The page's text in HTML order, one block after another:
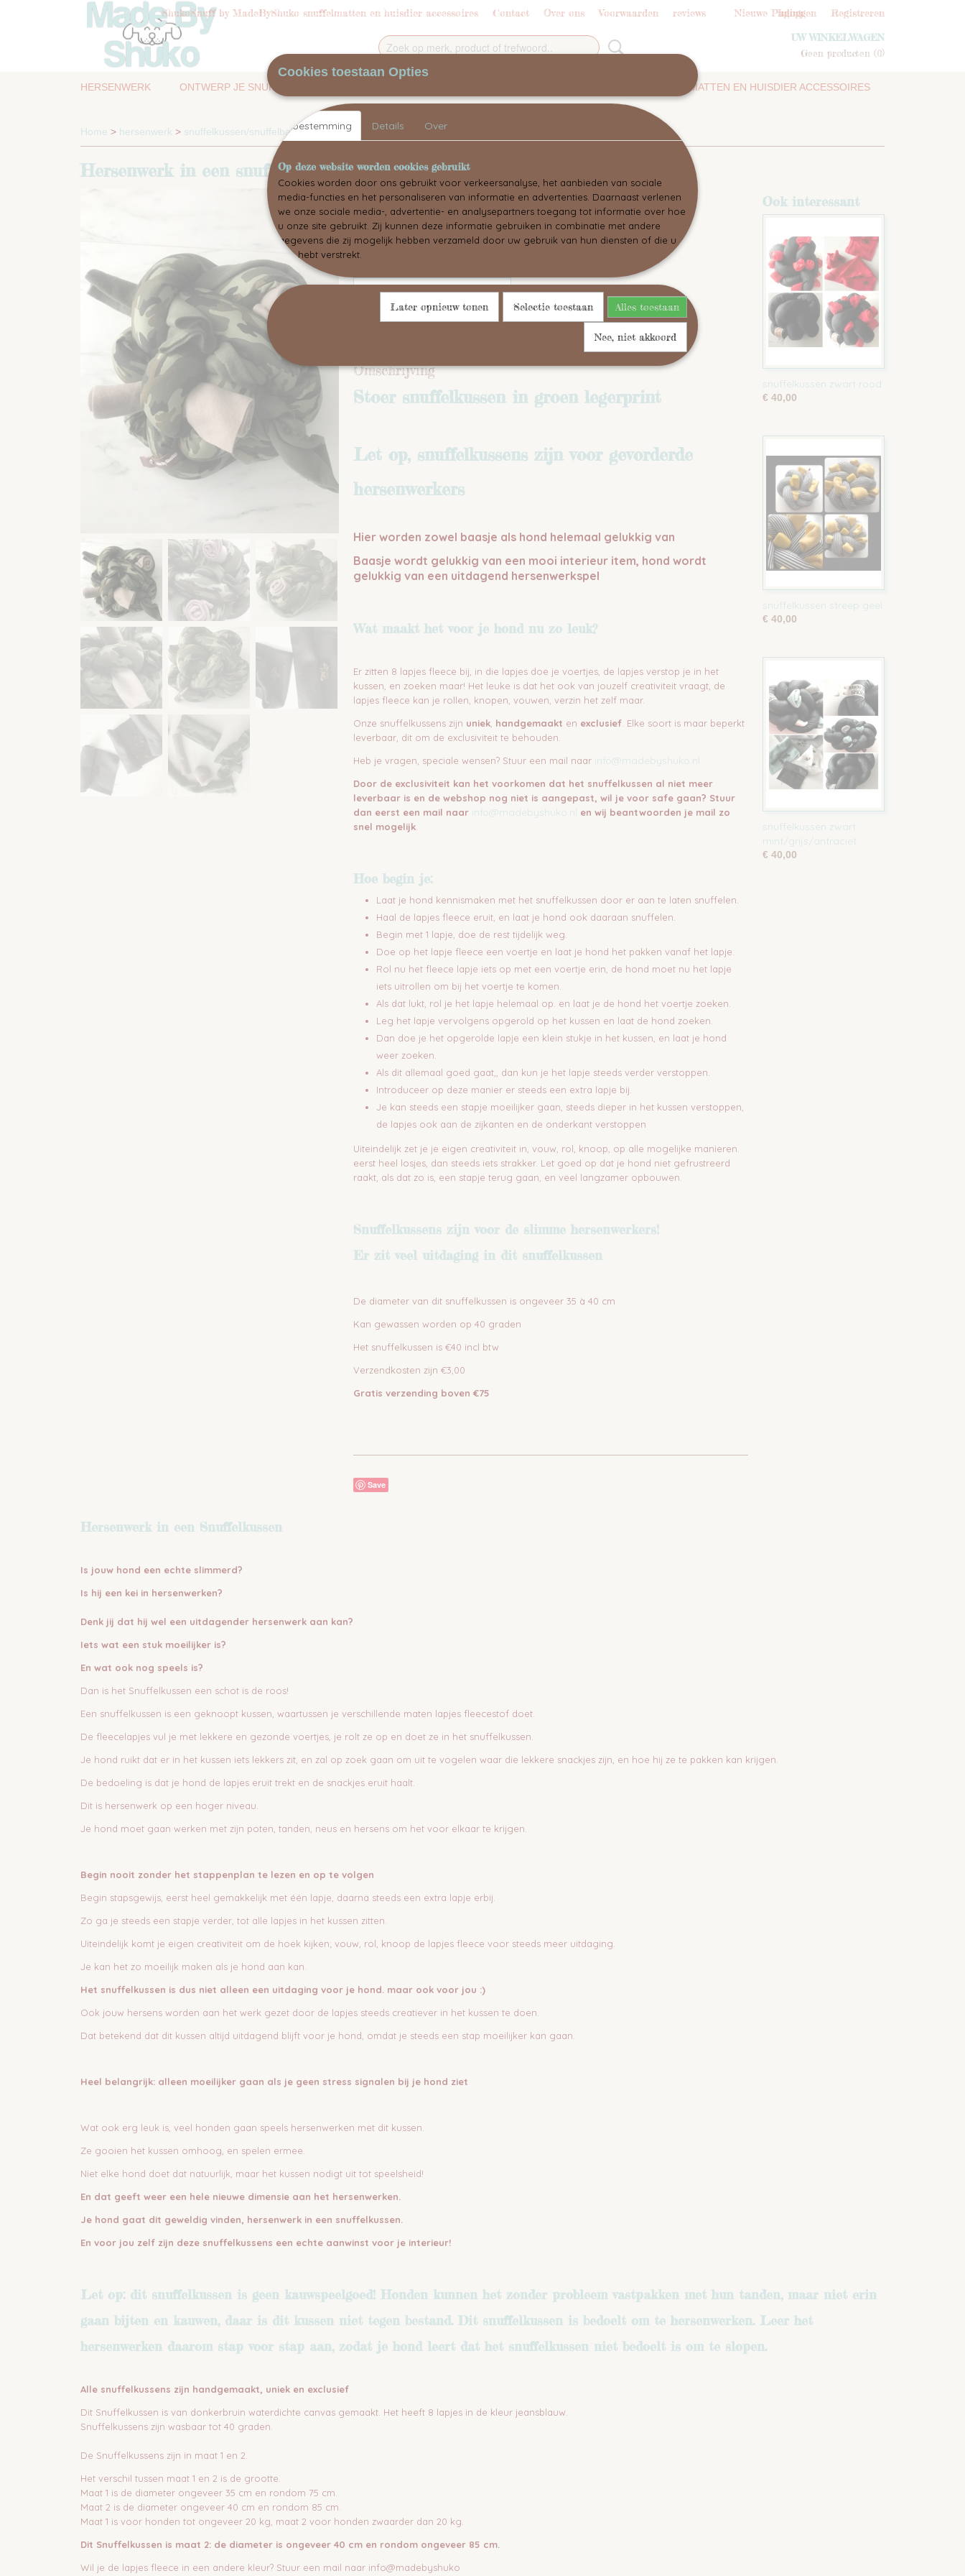
ShukoSnuff by MadeByShuko snuffelmatten en huisdier accessoires Contact Over ons Voorwaarden reviews Nieuwe Pagina
Inloggen Registreren
UW WINKELWAGEN
Geen producten (0)
SHUKOSNUFF BY MADEBYSHUKO SNUFFELMATTEN EN HUISDIER ACCESSOIRES
HERSENWERK ONTWERP JE SNUFFELMAT
Home > hersenwerk > snuffelkussen/snuffelbal>snuffelkussen legerprint groen
Hersenwerk in een snuffelkussen
snuffelkussen legerprint groen
€ 40,00 (inclusief btw 21%)
Omschrijving
Stoer snuffelkussen in groen legerprint
Let op, snuffelkussens zijn voor gevorderde
hersenwerkers
Hier worden zowel baasje als hond helemaal gelukkig van
Baasje wordt gelukkig van een mooi interieur item, hond wordt
gelukkig van een uitdagend hersenwerkspel
Wat maakt het voor je hond nu zo leuk?
Er zitten 8 lapjes fleece bij, in die lapjes doe je voertjes, de lapjes verstop je in het
kussen, en zoeken maar! Het leuke is dat het ook van jouzelf creativiteit vraagt, de
lapjes fleece kan je rollen, knopen, vouwen, verzin het zelf maar.
Onze snuffelkussens zijn uniek handgemaakt en exclusief . Elke soort is maar beperkt
leverbaar, dit om de exclusiviteit te behouden.
Heb je vragen, speciale wensen? Stuur een mail naar info@madebyshuko.nl
Door de exclusiviteit kan het voorkomen dat het snuffelkussen al niet meer
leverbaar is en de webshop nog niet is aangepast, wil je voor safe gaan? Stuur
dan eerst een mail naar info@madebyshuko.nl en wij beantwoorden je mail zo
snel mogelijk
Hoe begin je:
Laat je hond kennismaken met het snuffelkussen door er aan te laten snuffelen.
Haal de lapjes fleece eruit, en laat je hond ook daaraan snuffelen.
Begin met 1 lapje, doe de rest tijdelijk weg.
Doe op het lapje fleece een voertje en laat je hond het pakken vanaf het lapje.
Rol nu het fleece lapje iets op met een voertje erin, de hond moet nu het lapje
iets uitrollen om bij het voertje te komen.
Als dat lukt, rol je het lapje helemaal op. en laat je de hond het voertje zoeken.
Leg het lapje vervolgens opgerold op het kussen en laat de hond zoeken.
Dan doe je het opgerolde lapje een klein stukje in het kussen, en laat je hond
weer zoeken.
Als dit allemaal goed gaat,, dan kun je het lapje steeds verder verstoppen.
Introduceer op deze manier er steeds een extra lapje bij.
Je kan steeds een stapje moeilijker gaan, steeds dieper in het kussen verstoppen,
de lapjes ook aan de zijkanten en de onderkant verstoppen
Uiteindelijk zet je je eigen creativiteit in, vouw, rol, knoop, op alle mogelijke manieren.
eerst heel losjes, dan steeds iets strakker. Let goed op dat je hond niet gefrustreerd
raakt, als dat zo is, een stapje terug gaan, en veel langzamer opbouwen.
Snuffelkussens zijn voor de slimme hersenwerkers!
Er zit veel uitdaging in dit snuffelkussen
De diameter van dit snuffelkussen is ongeveer 35 à 40 cm
Kan gewassen worden op 40 graden
Het snuffelkussen is €40 incl btw
Verzendkosten zijn €3,00
Gratis verzending boven €75
Save
Ook interessant
snuffelkussen zwart rood
€ 40,00
snuffelkussen streep geel
€ 40,00
snuffelkussen zwart
mint/grijs/antraciet
€ 40,00
Hersenwerk in een Snuffelkussen
Is jouw hond een echte slimmerd?
Is hij een kei in hersenwerken?
Denk jij dat hij wel een uitdagender hersenwerk aan kan?
Iets wat een stuk moeilijker is?
En wat ook nog speels is?
Dan is het Snuffelkussen een schot is de roos!
Een snuffelkussen is een geknoopt kussen, waartussen je verschillende maten lapjes fleecestof doet.
De fleecelapjes vul je met lekkere en gezonde voertjes, je rolt ze op en doet ze in het snuffelkussen.
Je hond ruikt dat er in het kussen iets lekkers zit, en zal op zoek gaan om uit te vogelen waar die lekkere snackjes zijn, en hoe hij ze te pakken kan krijgen.
De bedoeling is dat je hond de lapjes eruit trekt en de snackjes eruit haalt.
Dit is hersenwerk op een hoger niveau.
Je hond moet gaan werken met zijn poten, tanden, neus en hersens om het voor elkaar te krijgen.
Begin nooit zonder het stappenplan te lezen en op te volgen
Begin stapsgewijs, eerst heel gemakkelijk met één lapje, daarna steeds een extra lapje erbij.
Zo ga je steeds een stapje verder, tot alle lapjes in het kussen zitten.
Uiteindelijk komt je eigen creativiteit om de hoek kijken; vouw, rol, knoop de lapjes fleece voor steeds meer uitdaging.
Je kan het zo moeilijk maken als je hond aan kan.
Het snuffelkussen is dus niet alleen een uitdaging voor je hond. maar ook voor jou :)
Ook jouw hersens worden aan het werk gezet door de lapjes steeds creatiever in het kussen te doen.
Dat betekend dat dit kussen altijd uitdagend blijft voor je hond, omdat je steeds een stap moeilijker kan gaan.
Heel belangrijk: alleen moeilijker gaan als je geen stress signalen bij je hond ziet
Wat ook erg leuk is, veel honden gaan speels hersenwerken met dit kussen.
Ze gooien het kussen omhoog, en spelen ermee.
Niet elke hond doet dat natuurlijk, maar het kussen nodigt uit tot speelsheid!
En dat geeft weer een hele nieuwe dimensie aan het hersenwerken.
Je hond gaat dit geweldig vinden, hersenwerk in een snuffelkussen.
En voor jou zelf zijn deze snuffelkussens een echte aanwinst voor je interieur!
Let op: dit snuffelkussen is geen kauwspeelgoed! Honden kunnen het zonder probleem vastpakken met hun tanden, maar niet erin
gaan bijten en kauwen, daar is dit kussen niet tegen bestand. Dit snuffelkussen is bedoelt om te hersenwerken. Leer het
hersenwerken daarom stap voor stap aan, zodat je hond leert dat het snuffelkussen niet bedoelt is om te slopen.
Alle snuffelkussens zijn handgemaakt, uniek en exclusief
Dit Snuffelkussen is van donkerbruin waterdichte canvas gemaakt. Het heeft 8 lapjes in de kleur jeansblauw.
Snuffelkussens zijn wasbaar tot 40 graden.
De Snuffelkussens zijn in maat 1 en 2.
Het verschil tussen maat 1 en 2 is de grootte.
Maat 1 is de diameter ongeveer 35 cm en rondom 75 cm.
Maat 2 is de diameter ongeveer 40 cm en rondom 85 cm.
Maat 1 is voor honden tot ongeveer 20 kg, maat 2 voor honden zwaarder dan 20 kg.
Dit Snuffelkussen is maat 2: de diameter is ongeveer 40 cm en rondom ongeveer 85 cm.
Wil je de lapjes fleece in een andere kleur? Stuur een mail naar info@madebyshuko
Cookies toestaan Opties
Toestemming Details Over
Op deze website worden cookies gebruikt
Cookies worden door ons gebruikt voor verkeersanalyse, het aanbieden van sociale
media-functies en het personaliseren van informatie en advertenties. Daarnaast verlenen
we onze sociale media-, advertentie- en analysepartners toegang tot informatie over hoe
u onze site gebruikt. Zij kunnen deze informatie gebruiken in combinatie met andere
gegevens die zij mogelijk hebben verzameld door uw gebruik van hun diensten of die u
hen hebt verstrekt.
Later opnieuw tonen Selectie toestaan Alles toestaan
Nee, niet akkoord